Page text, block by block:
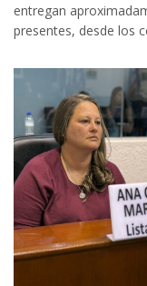
entregan
presentes, desde los